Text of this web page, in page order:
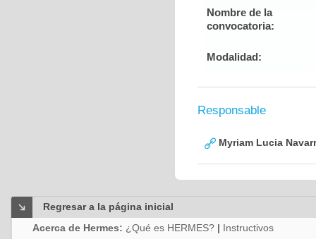
Nombre de la
convocatoria:
Modalidad:
Responsable
Myriam Lucia
Regresar a la página inicial
Acerca de Hermes: ¿Qué es HERMES? | Instructivos